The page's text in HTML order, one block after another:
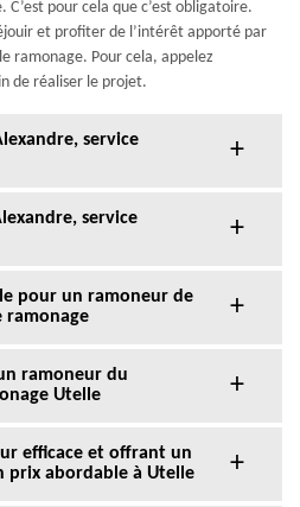
C’est pour cela que c’est obligatoire.
et profiter de l’intérêt apporté par
ramonage. Pour cela, appelez
de réaliser le projet.
service
service
pour un ramoneur de
ramonage
ramoneur du
Utelle
efficace et offrant un
prix abordable à Utelle